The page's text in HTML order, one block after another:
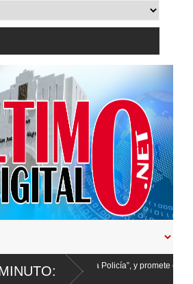
la Policía”, y promete cero impunidad